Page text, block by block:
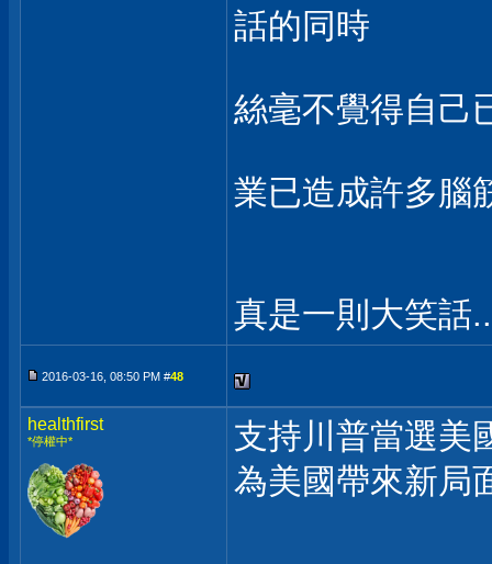
話的同時
絲毫不覺得自己
業已造成許多腦
真是一則大笑話
2016-03-16, 08:50 PM #48
healthfirst
*停權中*
支持川普當選美
為美國帶來新局